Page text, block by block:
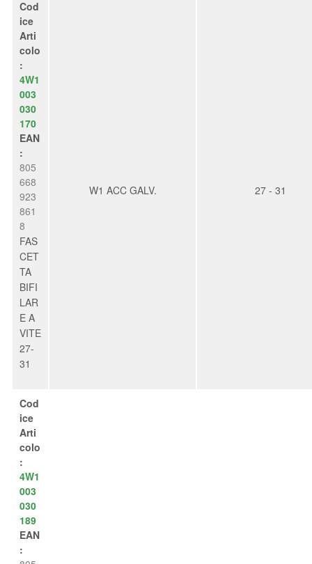
Cod
ice
Arti
colo
:
4W1
003
030
170
EAN
:
805
668
923
861
8
FAS
CET
TA
BIFI
LAR
E A
VITE
27-
31
W1 ACC GALV. 27 - 31
Cod
ice
Arti
colo
:
4W1
003
030
189
EAN
: